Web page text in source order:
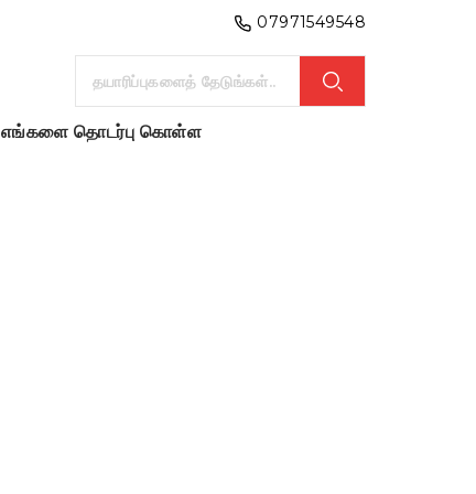
07971549548
எங்களை தொடர்பு கொள்ள